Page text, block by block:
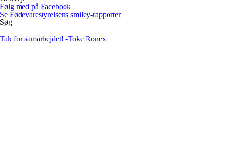
Følg med på Facebook
Se Fødevarestyrelsens smiley-rapporter
Søg
Tak for samarbejdet! -Toke Ronex